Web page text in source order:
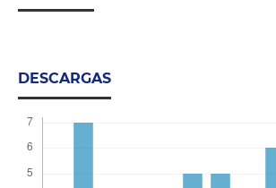
DESCARGAS